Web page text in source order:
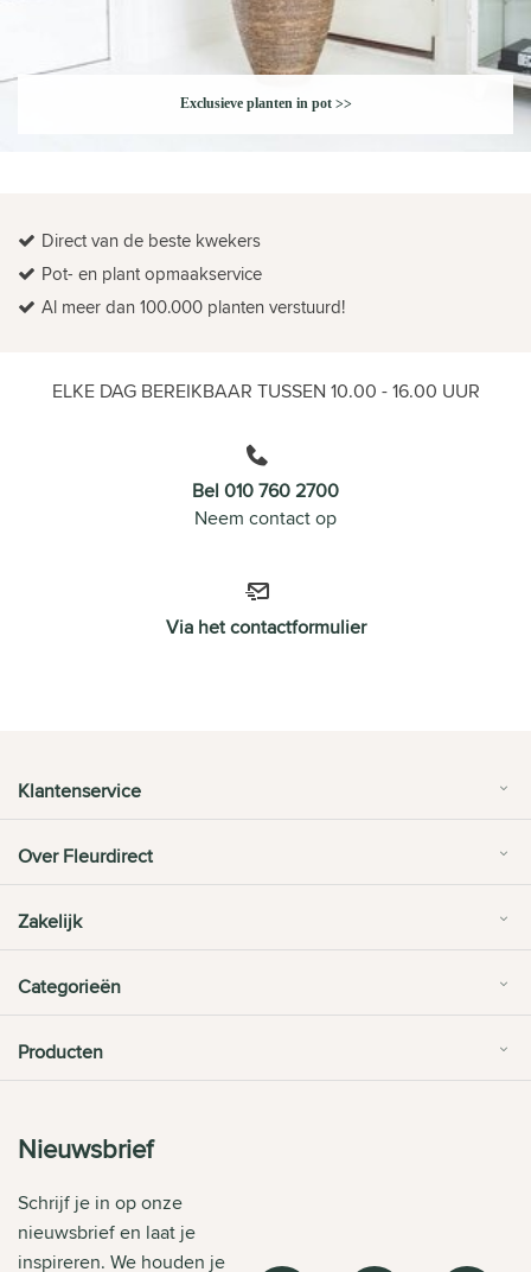
Exclusieve planten in pot >>
Direct van de beste kwekers
Pot- en plant opmaakservice
Al meer dan 100.000 planten verstuurd!
ELKE DAG BEREIKBAAR TUSSEN 10.00 - 16.00 UUR
Bel 010 760 2700
Neem contact op
Via het contactformulier
Klantenservice
Over Fleurdirect
Zakelijk
Categorieën
Producten
Nieuwsbrief
Schrijf je in op onze
nieuwsbrief en laat je
inspireren. We houden je